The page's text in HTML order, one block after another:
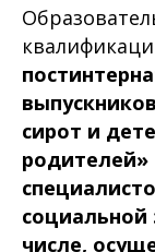
сирот и
родителей»
числе,